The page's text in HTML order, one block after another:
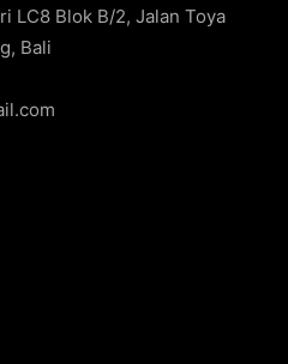
LC8 Blok B/2, Jalan Toya
Bali